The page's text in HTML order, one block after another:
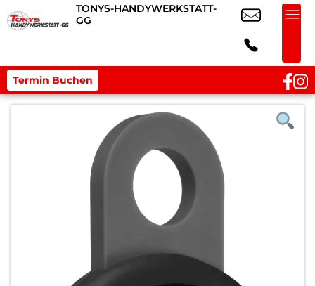
TONYS-HANDYWERKSTATT-
GG
Termin Buchen